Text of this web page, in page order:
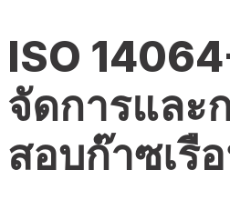
ISO
จัดการและ
สอบก๊าซเรื